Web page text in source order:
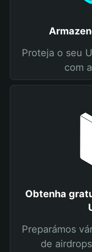
Proteja o seu
com
Obtenha
Preparámos
de